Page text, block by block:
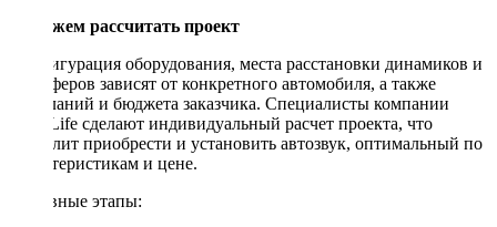
Поможем рассчитать проект
Конфигурация оборудования, места расстановки динамиков и
сабвуферов зависят от конкретного автомобиля, а также
пожеланий и бюджета заказчика. Специалисты компании
DriveLife сделают индивидуальный расчет проекта, что
позволит приобрести и установить автозвук, оптимальный по
характеристикам и цене.
Основные этапы: